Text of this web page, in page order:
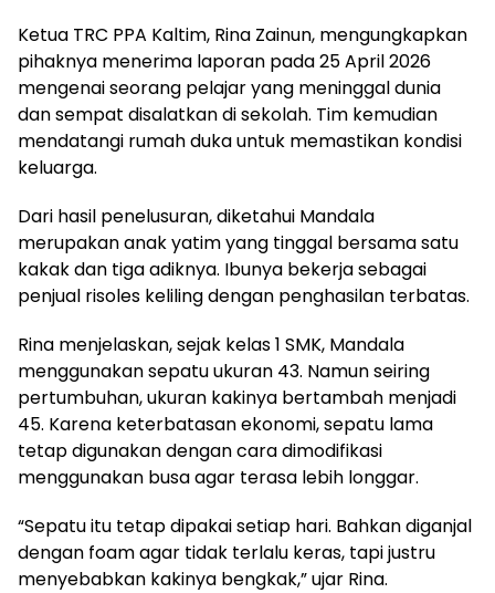
Ketua TRC PPA Kaltim, Rina Zainun, mengungkapkan
pihaknya menerima laporan pada 25 April 2026
mengenai seorang pelajar yang meninggal dunia
dan sempat disalatkan di sekolah. Tim kemudian
mendatangi rumah duka untuk memastikan kondisi
keluarga.
Dari hasil penelusuran, diketahui Mandala
merupakan anak yatim yang tinggal bersama satu
kakak dan tiga adiknya. Ibunya bekerja sebagai
penjual risoles keliling dengan penghasilan terbatas.
Rina menjelaskan, sejak kelas 1 SMK, Mandala
menggunakan sepatu ukuran 43. Namun seiring
pertumbuhan, ukuran kakinya bertambah menjadi
45. Karena keterbatasan ekonomi, sepatu lama
tetap digunakan dengan cara dimodifikasi
menggunakan busa agar terasa lebih longgar.
“Sepatu itu tetap dipakai setiap hari. Bahkan diganjal
dengan foam agar tidak terlalu keras, tapi justru
menyebabkan kakinya bengkak,” ujar Rina.